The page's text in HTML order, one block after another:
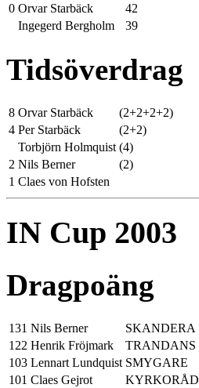
0 Orvar Starbäck
42
Ingegerd Bergholm
39
Tidsöverdrag
8 Orvar Starbäck
(2+2+2+2)
4 Per Starbäck
(2+2)
Torbjörn Holmquist (4)
2 Nils Berner
(2)
1 Claes von Hofsten
IN Cup 2003
Dragpoäng
131 Nils Berner
SKANDERA
122 Henrik Fröjmark
TRANDANS
103 Lennart Lundquist SMYGARE
101 Claes Gejrot
KYRKORÅD